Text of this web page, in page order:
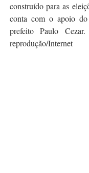
construído para as
conta com o apoio
prefeito Paulo
reprodução/Internet